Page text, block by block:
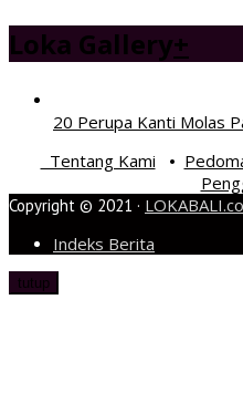
Loka Gallery+
20 Perupa Kanti Molas
Tentang Kami •
Copyright © 2021 ·
Indeks Berita
tutup